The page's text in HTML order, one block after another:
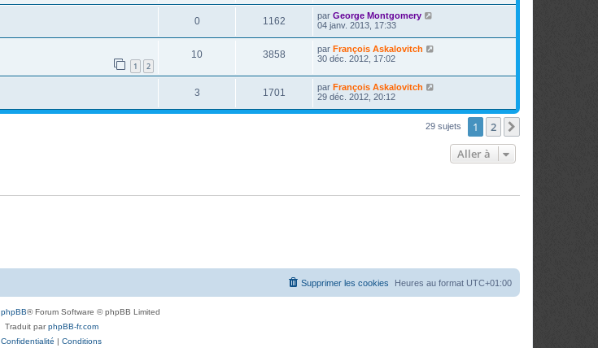
0 1162 par George Montgomery
04 janv. 2013, 17:33
1 2
10 3858 par François Askalovitch
30 déc. 2012, 17:02
3 1701 par François Askalovitch
29 déc. 2012, 20:12
29 sujets 1 2
Aller à
Heures au format UTC+01:00
Supprimer les cookies
phpBB® Forum Software © phpBB Limited
Traduit parphpBB-fr.com
Confidentialité | Conditions